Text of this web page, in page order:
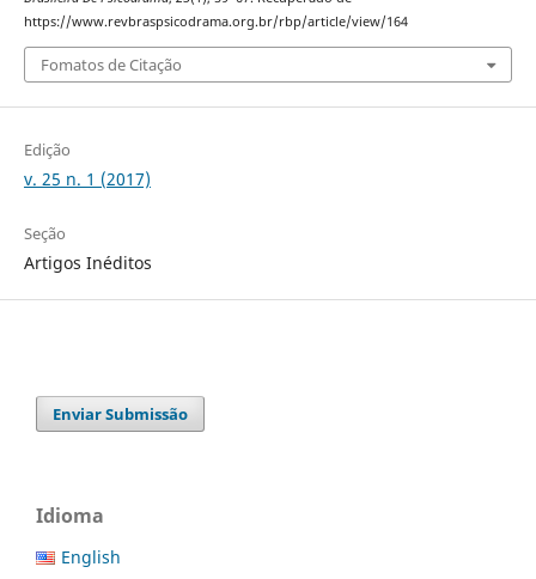
https://www.revbraspsicodrama.org.br/rbp/article/view/164
Fomatos de Citação
Edição
v. 25 n. 1 (2017)
Seção
Artigos Inéditos
Enviar Submissão
Idioma
English